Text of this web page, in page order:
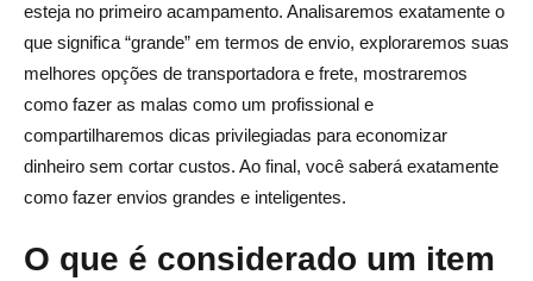
Materiais de embalagem ecológicos que ainda protegem
seus produtos
Como calcular o custo de envio de itens grandes com
precisão
Explicação do preço do peso dimensional (DIM)
Calculadoras de taxas de operadora e como usá-las
esteja no primeiro acampamento. Analisaremos exatamente o
que significa “grande” em termos de envio, exploraremos suas
melhores opções de transportadora e frete, mostraremos
como fazer as malas como um profissional e
compartilharemos dicas privilegiadas para economizar
dinheiro sem cortar custos. Ao final, você saberá exatamente
como fazer envios grandes e inteligentes.
O que é considerado um item